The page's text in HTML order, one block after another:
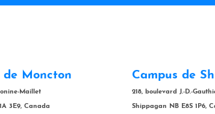
de Moncton
Maillet
3E9, Canada
Campus de
218, boulevard J.-D.-
Shippagan NB E8S 1P6,